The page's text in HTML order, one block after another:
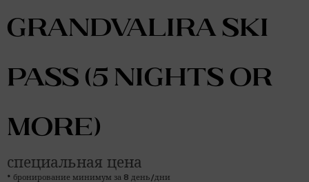
Grandvalira ski
pass (5 nights or
more)
специальная цена
бронирование минимум за 8 день/дни